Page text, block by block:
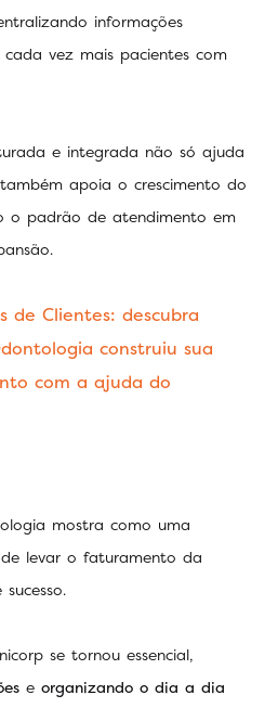
informações
vez mais pacientes com
e integrada não só ajuda
apoia o crescimento do
o padrão de atendimento em
de Clientes: descubra
construiu sua
com a ajuda do
mostra como uma
levar o faturamento da
se tornou essencial,
e organizando o dia a dia